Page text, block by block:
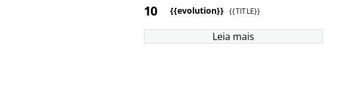
{{evolution}} {{TITLE}}
Leia mais